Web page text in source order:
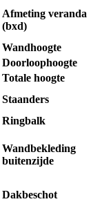
Afmeting veranda
(bxd)
Wandhoogte
Doorloophoogte
Totale hoogte
Staanders
Ringbalk
Wandbekleding
buitenzijde
Dakbeschot